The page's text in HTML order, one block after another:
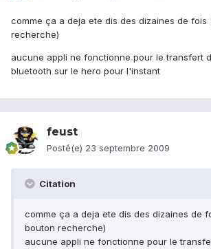
comme ça a deja ete dis des dizaines de fois
recherche)
aucune appli ne fonctionne pour le transfert
bluetooth sur le hero pour l'instant
feust
Posté(e) 23 septembre 2009
Citation
comme ça a deja ete dis des dizaines de
bouton recherche)
aucune appli ne fonctionne pour le